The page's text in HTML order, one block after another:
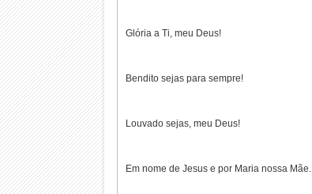
Glória a Ti, meu Deus!
Bendito sejas para sempre!
Louvado sejas, meu Deus!
Em nome de Jesus e por Maria nossa Mãe.